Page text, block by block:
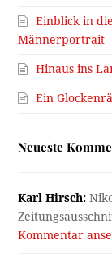
Einblick in
Männerportrait
Hinaus ins
Ein
Neueste
Karl Hirsch:
Kommentar